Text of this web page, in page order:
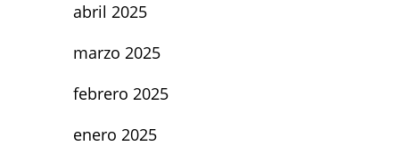
abril 2025
marzo 2025
febrero 2025
enero 2025